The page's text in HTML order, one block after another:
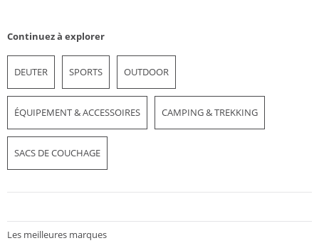
Continuez à explorer
DEUTER SPORTS OUTDOOR
ÉQUIPEMENT & ACCESSOIRES CAMPING & TREKKING
SACS DE COUCHAGE
Les meilleures marques